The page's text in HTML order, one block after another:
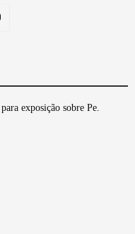
exposição sobre Pe.